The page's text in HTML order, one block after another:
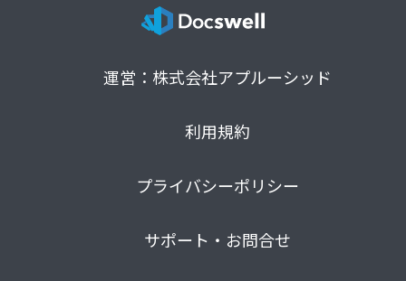
運営：株式会社アプルーシッド
利用規約
プライバシーポリシー
サポート・お問合せ